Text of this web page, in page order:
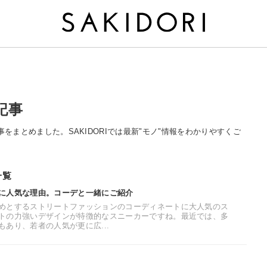
事
まとめました。SAKIDORIでは最新"モノ"情報をわかりやすくご
覧
人気な理由。コーデと一緒にご紹介
とするストリートファッションのコーディネートに大人気のス
の力強いデザインが特徴的なスニーカーですね。最近では、多
あり、若者の人気が更に広...